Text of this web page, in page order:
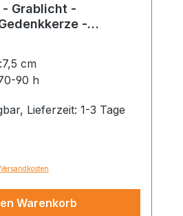
- Grablicht -
-
cm
90 h
Lieferzeit: 1-3 Tage
Warenkorb